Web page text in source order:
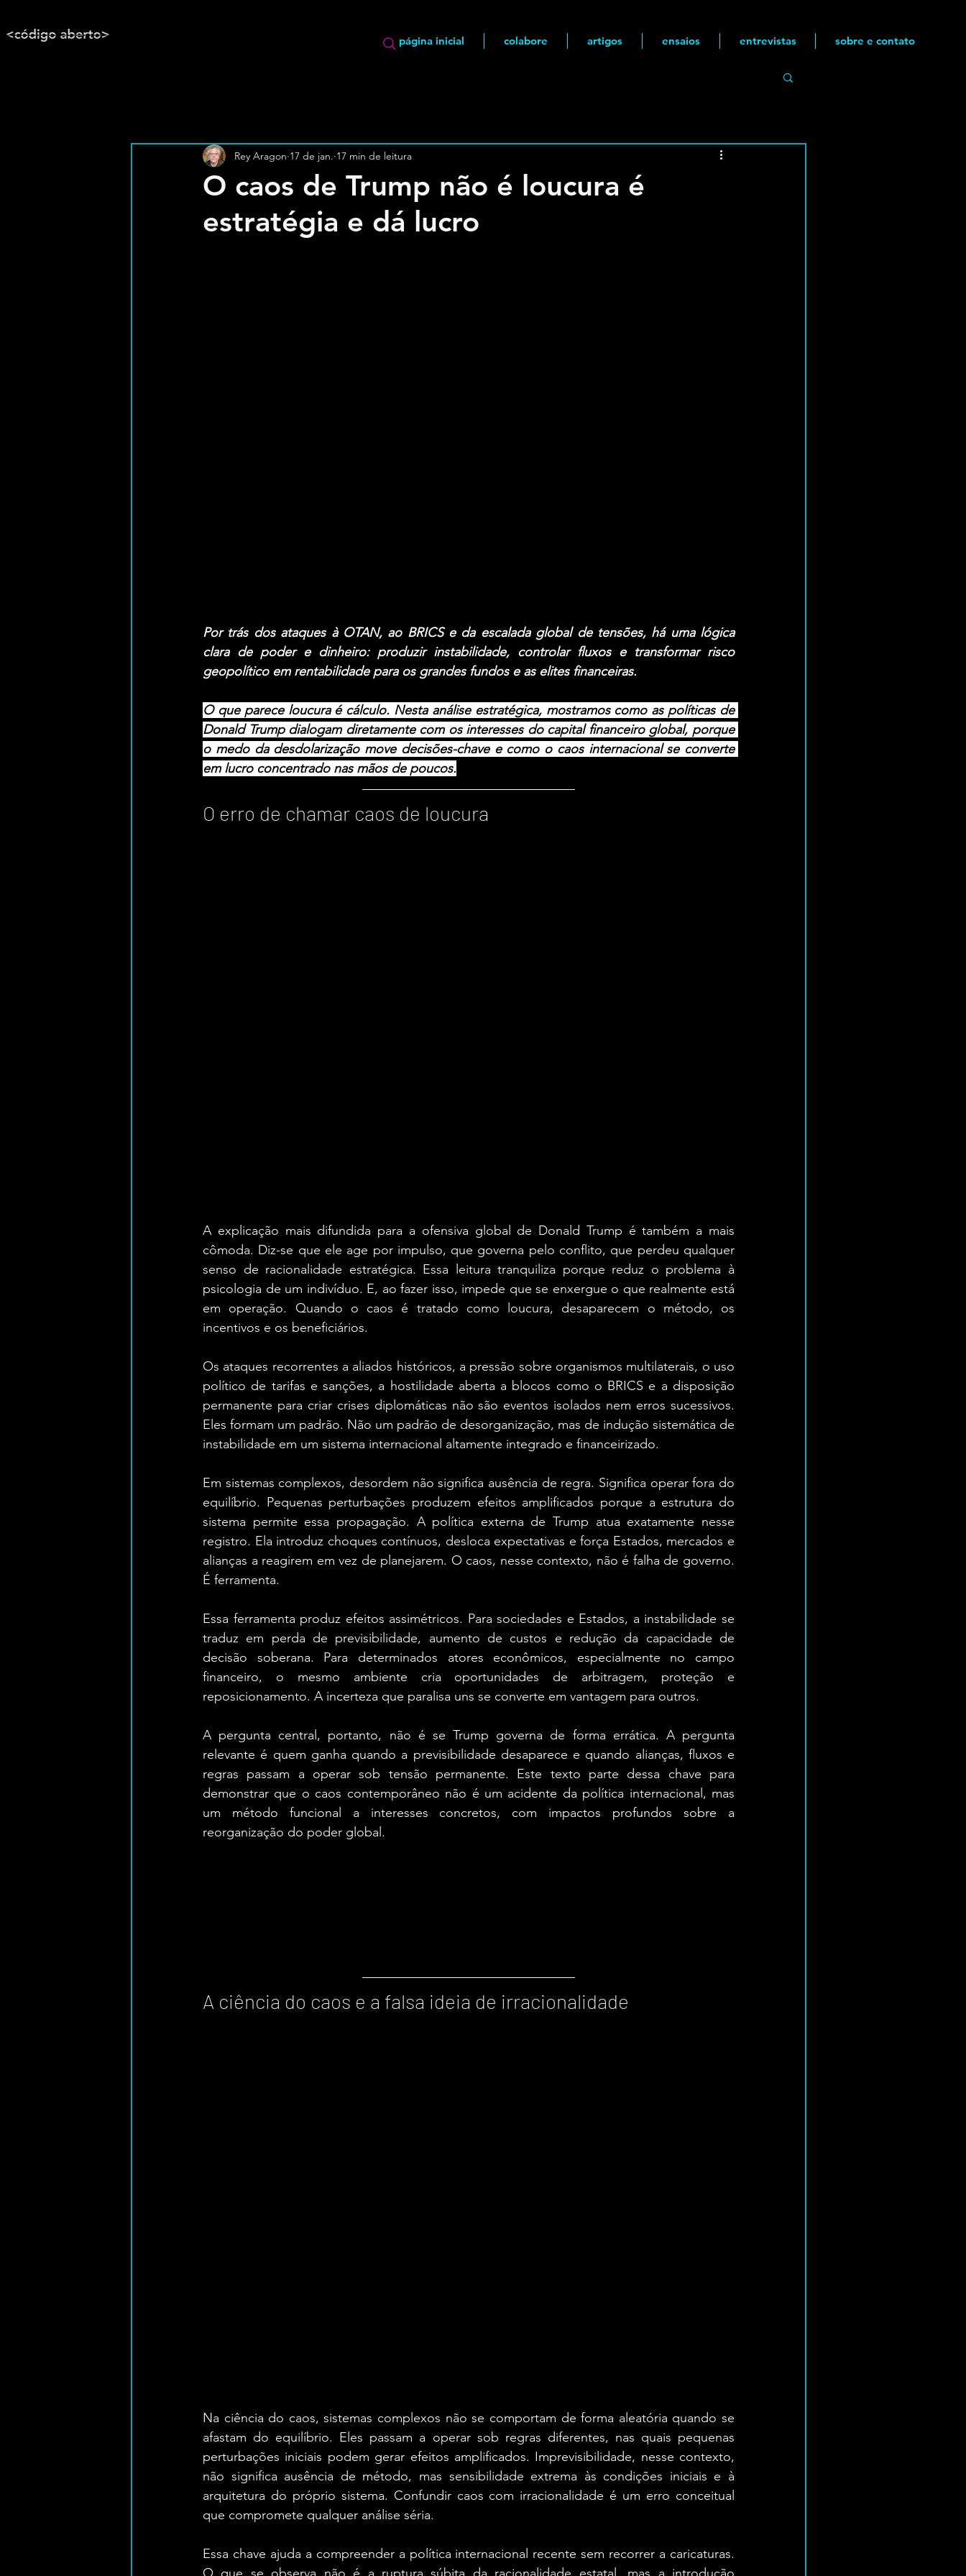
página inicial colabore artigos ensaios entrevistas sobre e contato
O caos de Trump não é loucura é
estratégia e dá lucro
Rey Aragon 17 de jan. 17 min de leitura
Por trás dos ataques à OTAN, ao BRICS e da escalada global de tensões, há uma lógica
clara de poder e dinheiro: produzir instabilidade, controlar fluxos e transformar risco
geopolítico em rentabilidade para os grandes fundos e as elites financeiras.
O que parece loucura é cálculo. Nesta análise estratégica, mostramos como as políticas de
Donald Trump dialogam diretamente com os interesses do capital financeiro global, porque
o medo da desdolarização move decisões-chave e como o caos internacional se converte
em lucro concentrado nas mãos de poucos.
O erro de chamar caos de loucura
A explicação mais difundida para a ofensiva global de Donald Trump é também a mais
cômoda. Diz-se que ele age por impulso, que governa pelo conflito, que perdeu qualquer
senso de racionalidade estratégica. Essa leitura tranquiliza porque reduz o problema à
psicologia de um indivíduo. E, ao fazer isso, impede que se enxergue o que realmente está
em operação. Quando o caos é tratado como loucura, desaparecem o método, os
incentivos e os beneficiários.
Os ataques recorrentes a aliados históricos, a pressão sobre organismos multilaterais, o uso
político de tarifas e sanções, a hostilidade aberta a blocos como o BRICS e a disposição
permanente para criar crises diplomáticas não são eventos isolados nem erros sucessivos.
Eles formam um padrão. Não um padrão de desorganização, mas de indução sistemática de
instabilidade em um sistema internacional altamente integrado e financeirizado.
Em sistemas complexos, desordem não significa ausência de regra. Significa operar fora do
equilíbrio. Pequenas perturbações produzem efeitos amplificados porque a estrutura do
sistema permite essa propagação. A política externa de Trump atua exatamente nesse
registro. Ela introduz choques contínuos, desloca expectativas e força Estados, mercados e
alianças a reagirem em vez de planejarem. O caos, nesse contexto, não é falha de governo.
É ferramenta.
Essa ferramenta produz efeitos assimétricos. Para sociedades e Estados, a instabilidade se
traduz em perda de previsibilidade, aumento de custos e redução da capacidade de
decisão soberana. Para determinados atores econômicos, especialmente no campo
financeiro, o mesmo ambiente cria oportunidades de arbitragem, proteção e
reposicionamento. A incerteza que paralisa uns se converte em vantagem para outros.
A pergunta central, portanto, não é se Trump governa de forma errática. A pergunta
relevante é quem ganha quando a previsibilidade desaparece e quando alianças, fluxos e
regras passam a operar sob tensão permanente. Este texto parte dessa chave para
demonstrar que o caos contemporâneo não é um acidente da política internacional, mas
um método funcional a interesses concretos, com impactos profundos sobre a
reorganização do poder global.
A ciência do caos e a falsa ideia de irracionalidade
Na ciência do caos, sistemas complexos não se comportam de forma aleatória quando se
afastam do equilíbrio. Eles passam a operar sob regras diferentes, nas quais pequenas
perturbações iniciais podem gerar efeitos amplificados. Imprevisibilidade, nesse contexto,
não significa ausência de método, mas sensibilidade extrema às condições iniciais e à
arquitetura do próprio sistema. Confundir caos com irracionalidade é um erro conceitual
que compromete qualquer análise séria.
Essa chave ajuda a compreender a política internacional recente sem recorrer a caricaturas.